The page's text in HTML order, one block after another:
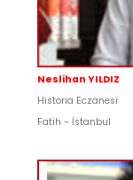
Neslihan YILDIZ
Historia Eczanesi
Fatih - İstanbul